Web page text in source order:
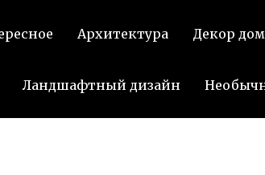
Архитектура Декор
Ландшафтный дизайн